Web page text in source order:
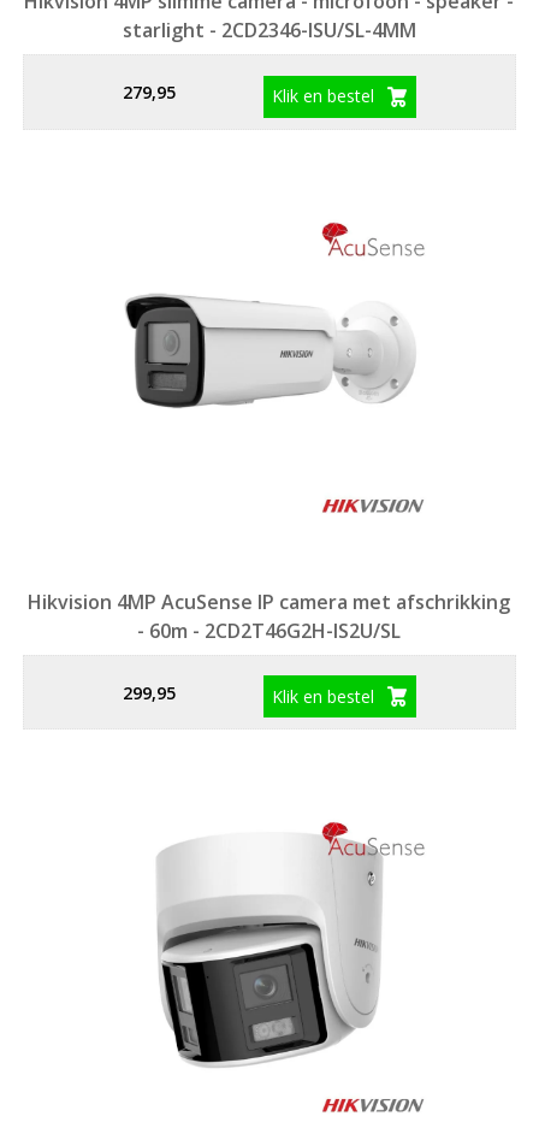
starlight - 2CD2346-ISU/SL-4MM
279,95 Klik en bestel
Hikvision 4MP AcuSense IP camera met afschrikking
- 60m - 2CD2T46G2H-IS2U/SL
299,95 Klik en bestel